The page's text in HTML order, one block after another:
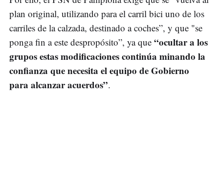
plan original, utilizando para el carril bici uno de los
carriles de la calzada, destinado a coches”, y que "se
ponga fin a este despropósito”, ya que “ocultar a los
grupos estas modificaciones continúa minando la
confianza que necesita el equipo de Gobierno
para alcanzar acuerdos”.